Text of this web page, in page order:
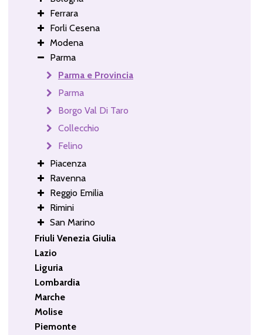
Ferrara
Forli Cesena
Modena
Parma
Parma e Provincia
Parma
Borgo Val Di Taro
Collecchio
Felino
Piacenza
Ravenna
Reggio Emilia
Rimini
San Marino
Friuli Venezia Giulia
Lazio
Liguria
Lombardia
Marche
Molise
Piemonte